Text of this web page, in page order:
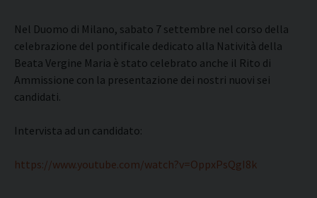
Nel Duomo di Milano, sabato 7 settembre nel corso della
celebrazione del pontificale dedicato alla Natività della
Beata Vergine Maria è stato celebrato anche il Rito di
Ammissione con la presentazione dei nostri nuovi sei
candidati.
Intervista ad un candidato:
https://www.youtube.com/watch?v=OppxPsQgI8k